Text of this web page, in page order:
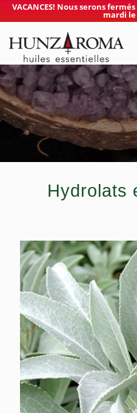
VACANCES! Nous serons
mardi le
Hydrolats